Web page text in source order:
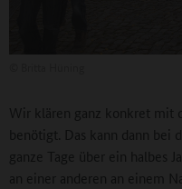
Wir klären ganz konkret mit
benötigt. Das kann dann bei
ganze Tage über ein halbes
an einer anderen an einem